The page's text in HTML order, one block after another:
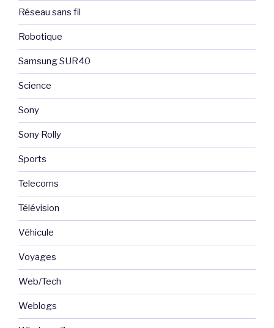
Réseau sans fil
Robotique
Samsung SUR40
Science
Sony
Sony Rolly
Sports
Telecoms
Télévision
Véhicule
Voyages
Web/Tech
Weblogs